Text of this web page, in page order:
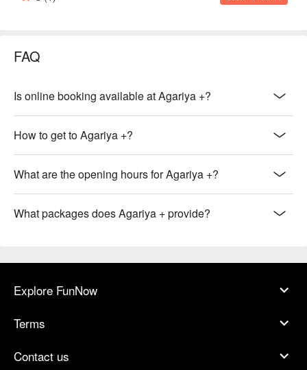
FAQ
Is online booking available at Agariya +?
How to get to Agariya +?
What are the opening hours for Agariya +?
What packages does Agariya + provide?
Explore FunNow
Terms
Contact us